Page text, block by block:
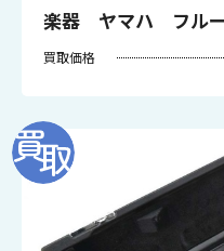
楽器 ヤマハ フル
買取価格